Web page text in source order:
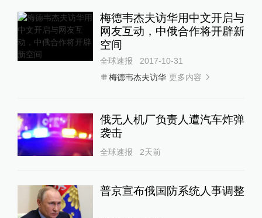
梅德韦杰夫访华用中文开启与
网友互动，中俄合作将开辟新
空间
全球速报
2017-10-31
梅德韦杰夫访华 更多内容
俄无人机厂负责人遭汽车炸弹
袭击
全球速报 2天前
普京宣布俄国防系统人事调整